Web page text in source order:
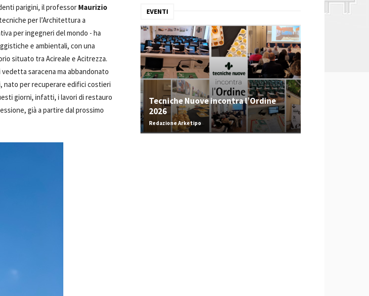
parigini, il professor Maurizio
per l’Architettura a
per ingegneri del mondo - ha
e ambientali, con una
situato tra Acireale e Acitrezza.
saracena ma abbandonato
nato per recuperare edifici costieri
giorni, infatti, i lavori di restauro
già a partire dal prossimo
EVENTI
Tecniche Nuove incontra l’Ordine
2026
Redazione Arketipo